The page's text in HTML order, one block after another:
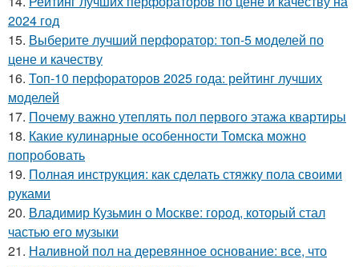
2024 год
15. Выберите лучший перфоратор: топ-5 моделей по
цене и качеству
16. Топ-10 перфораторов 2025 года: рейтинг лучших
моделей
17. Почему важно утеплять пол первого этажа квартиры
18. Какие кулинарные особенности Томска можно
попробовать
19. Полная инструкция: как сделать стяжку пола своими
руками
20. Владимир Кузьмин о Москве: город, который стал
частью его музыки
21. Наливной пол на деревянное основание: все, что